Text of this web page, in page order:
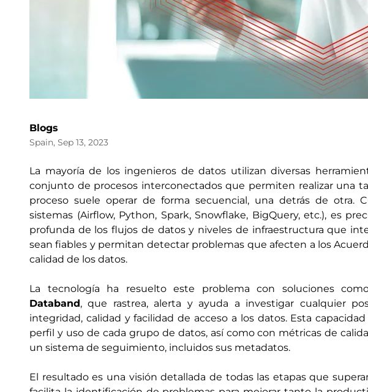
Blogs
Spain, Sep 13, 2023
La mayoría de los ingenieros de datos utilizan diversas
conjunto de procesos interconectados que permiten realizar una
proceso suele operar de forma secuencial, una detrás de otra.
sistemas (Airflow, Python, Spark, Snowflake, BigQuery, etc.), es
profunda de los flujos de datos y niveles de infraestructura que
sean fiables y permitan detectar problemas que afecten a los
calidad de los datos.
La tecnología ha resuelto este problema con soluciones
Databand, que rastrea, alerta y ayuda a investigar cualquier
integridad, calidad y facilidad de acceso a los datos. Esta
perfil y uso de cada grupo de datos, así como con métricas de
un sistema de seguimiento, incluidos sus metadatos.
El resultado es una visión detallada de todas las etapas que